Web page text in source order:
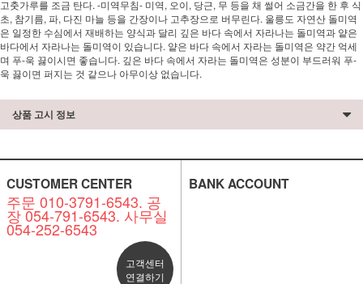
고춧가루를 조금 탄다. -미역무침- 미역, 오이, 당근, 무 등을 채 썰어 소금간을 한 후 식
초, 참기름, 파, 다진 마늘 등을 간장이나 고추장으로 버무린다. 울릉도 자연산 돌미역
은 일정한 수심에서 재배하는 양식과 달리 깊은 바다 속에서 자라나는 돌미역과 얕은
바다에서 자라나는 돌미역이 있습니다. 얕은 바다 속에서 자라는 돌미역은 약간 억세
며 푸-욱 끓이시면 좋습니다. 깊은 바다 속에서 자라는 돌미역은 성분이 부드러워 푸-
욱 끓이면 퍼지는 것 같으나 아무이상 없습니다.
상품 고시 정보
CUSTOMER CENTER
주문 010-3791-6543. 공
장 054-791-6543. 사무실
054-252-6543
고객센터
연결하기
BANK ACCOUNT